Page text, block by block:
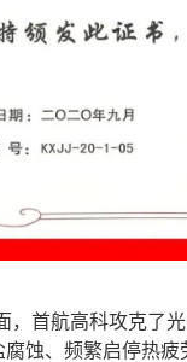
航高科攻克了光
蚀、频繁启停热疲